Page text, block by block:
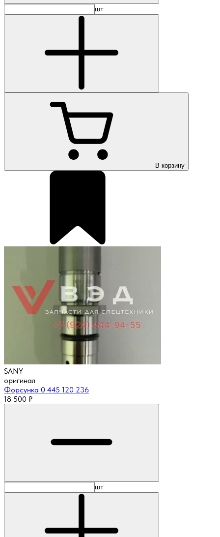
шт
В корзину
SANY
оригинал
Форсунка 0 445 120 236
18 500 ₽
шт